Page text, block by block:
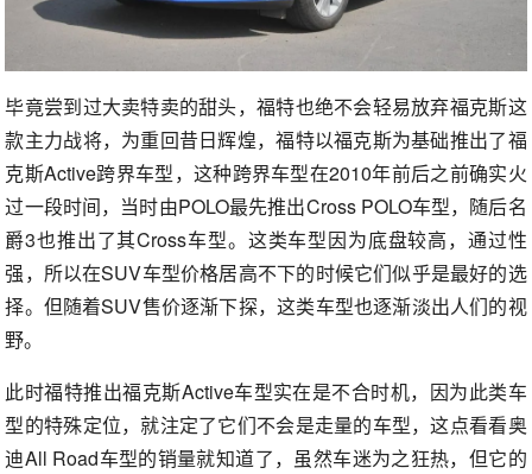
毕竟尝到过大卖特卖的甜头，福特也绝不会轻易放弃福克斯这
款主力战将，为重回昔日辉煌，福特以福克斯为基础推出了福
克斯Active跨界车型，这种跨界车型在2010年前后之前确实火
过一段时间，当时由POLO最先推出Cross POLO车型，随后名
爵3也推出了其Cross车型。这类车型因为底盘较高，通过性
强，所以在SUV车型价格居高不下的时候它们似乎是最好的选
择。但随着SUV售价逐渐下探，这类车型也逐渐淡出人们的视
野。
此时福特推出福克斯Active车型实在是不合时机，因为此类车
型的特殊定位，就注定了它们不会是走量的车型，这点看看奥
迪All Road车型的销量就知道了，虽然车迷为之狂热，但它的